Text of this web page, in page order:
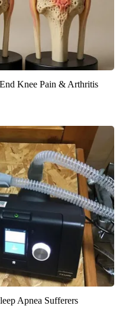
Knee Pain & Arthritis
Apnea Sufferers